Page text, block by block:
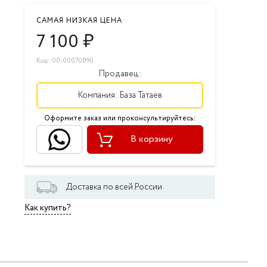
САМАЯ НИЗКАЯ ЦЕНА
7 100₽
Код: 00-00070890
Продавец:
Компания: База Татаев
Оформите заказ или проконсультируйтесь:
В корзину
Доставка по всей России
Как купить?